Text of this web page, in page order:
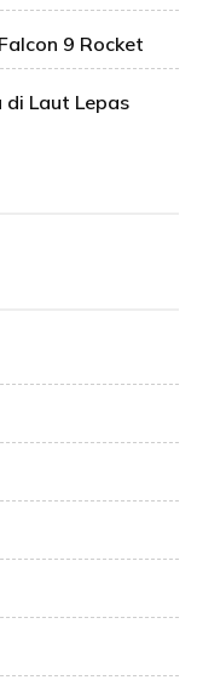
9 Rocket
di Laut Lepas